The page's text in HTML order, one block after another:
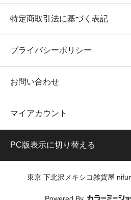
特定商取引法に基づく表記
プライバシーポリシー
お問い合わせ
マイアカウント
PC版表示に切り替える
東京 下北沢メキシコ雑貨屋